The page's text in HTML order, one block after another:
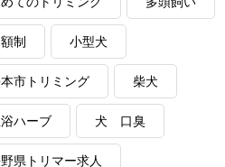
制 小型犬
市トリミング 柴犬
ハーブ 犬 口臭
県トリマー求人